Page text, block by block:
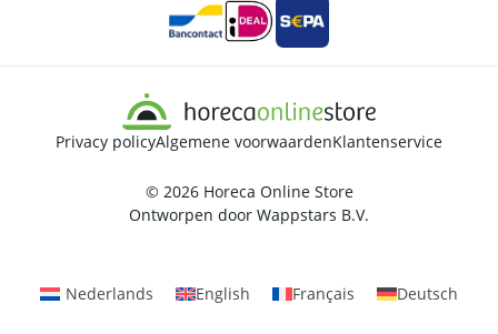
Privacy policyAlgemene voorwaardenKlantenservice
© 2026 Horeca Online Store
Ontworpen door Wappstars B.V.
Nederlands English Français Deutsch